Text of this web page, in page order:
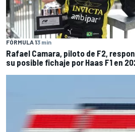
FÓRMULA 13 min
Rafael Camara, piloto de F2,
su posible fichaje por Haas F1 en